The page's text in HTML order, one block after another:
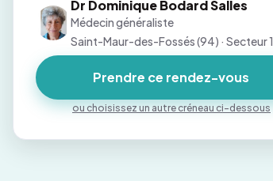
Dr Dominique Bodard Salles
Médecin généraliste
Saint-Maur-des-Fossés (94) · Secteur 1
Prendre ce rendez-vous
ou choisissez un autre créneau ci-dessous